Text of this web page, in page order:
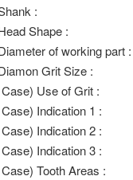
:
Shape :
of working part :
Grit Size :
Use of Grit :
Indication 1 :
Indication 2 :
Indication 3 :
Tooth Areas :